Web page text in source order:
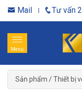
Mail Tư vấn
Menu
Sản phẩm /Thiết bị